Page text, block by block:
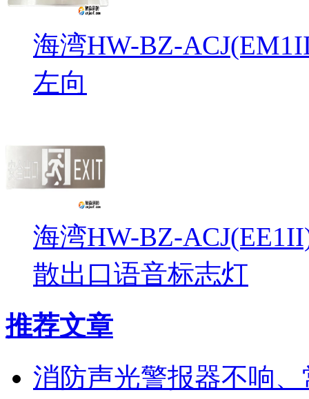
海湾HW-BZ-
左向
海湾HW-BZ-
散出口语音标志灯
推荐文章
消防声光警报器不响